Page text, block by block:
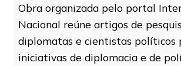
Obra organizada pelo portal
Nacional reúne artigos de
diplomatas e cientistas políticos
iniciativas de diplomacia e de